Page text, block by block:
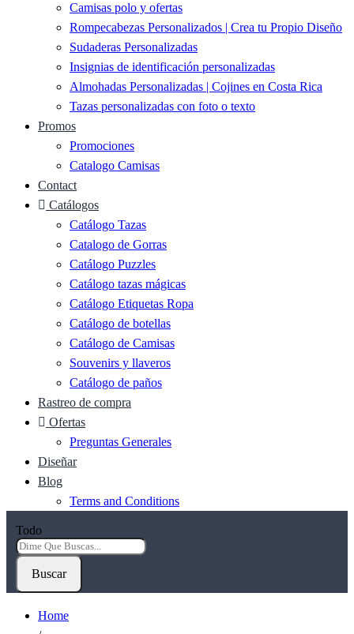
Camisas polo y ofertas
Rompecabezas Personalizados | Crea tu Propio Diseño
Sudaderas Personalizadas
Insignias de identificación personalizadas
Almohadas Personalizadas | Cojines en Costa Rica
Tazas personalizadas con foto o texto
Promos
Promociones
Catalogo Camisas
Contact
Catálogos
Catálogo Tazas
Catalogo de Gorras
Catálogo Puzzles
Catálogo tazas mágicas
Catálogo Etiquetas Ropa
Catálogo de botellas
Catálogo de Camisas
Souvenirs y llaveros
Catálogo de paños
Rastreo de compra
Ofertas
Preguntas Generales
Diseñar
Blog
Terms and Conditions
Todo
Buscar
Home